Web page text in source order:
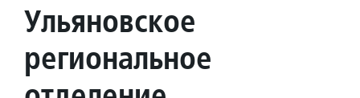
Ульяновское
региональное